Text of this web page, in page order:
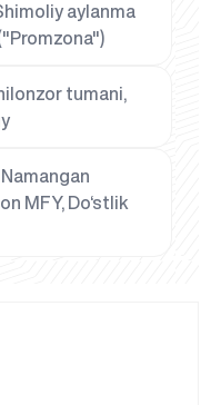
aylanma
tumani,
MFY, Do‘stlik